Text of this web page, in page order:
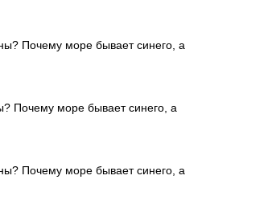
Почему море бывает синего, а
Почему море бывает синего, а
Почему море бывает синего, а